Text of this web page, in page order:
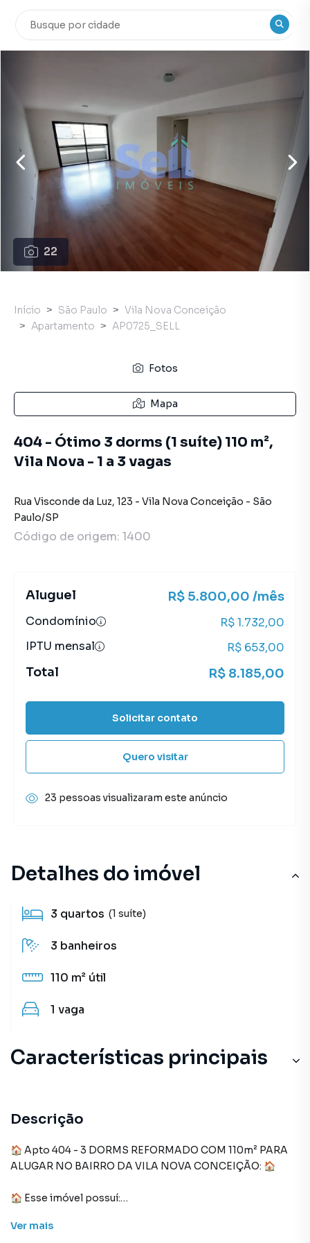
22
Detalhes do imóvel
3 quartos (1 suíte)
3 banheiros
110 m² útil
1 vaga
Características principais
Descrição
🏠 Apto 404 - 3 DORMS REFORMADO COM 110m² PARA
ALUGAR NO BAIRRO DA VILA NOVA CONCEIÇÃO: 🏠
🏠 Esse imóvel possuí:
- 3 dormitórios, todos com armários, sendo 1 suíte.
Ver mais
Início São Paulo
Vila Nova Conceição
Apartamento
AP0725_SELL
Fotos
Mapa
404 - Ótimo 3 dorms (1 suíte) 110 m²,
Vila Nova - 1 a 3 vagas
Rua Visconde da Luz, 123 - Vila Nova Conceição - São
Paulo/SP
Código de origem: 1400
Aluguel R$ 5.800,00 /mês
Condomínio
R$ 1.732,00
IPTU mensal
R$ 653,00
Total R$ 8.185,00
Solicitar contato
Quero visitar
23 pessoas visualizaram este anúncio